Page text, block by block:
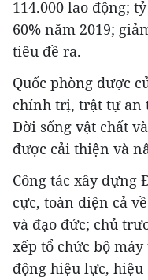
114.000 lao động;
60% năm 2019;
tiêu đề ra.
Quốc phòng được
chính trị, trật tự an
Đời sống vật chất
được cải thiện và
Công tác xây dựng
cực, toàn diện cả
và đạo đức; chủ
xếp tổ chức bộ
động hiệu lực,